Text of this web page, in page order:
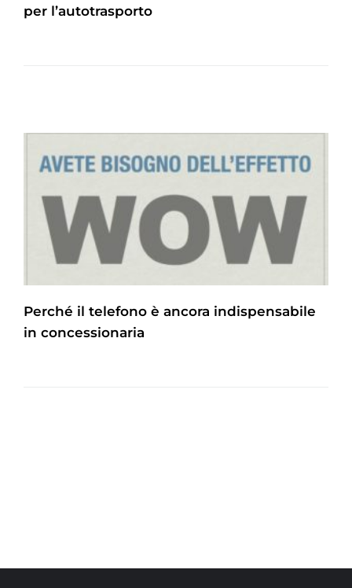
per l’autotrasporto
Perché il telefono è ancora indispensabile
in concessionaria